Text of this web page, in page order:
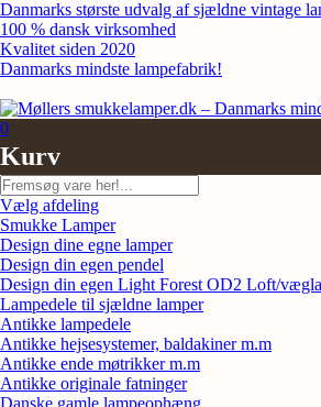
Skip
to
content
Danmarks største udvalg af sjældne vintage
100 % dansk virksomhed
Kvalitet siden 2020
Danmarks mindste lampefabrik!
0
Kurv
Søg
Vælg afdeling
Smukke Lamper
Design dine egne lamper
Design din egen pendel
Design din egen Light Forest OD2 Loft/
Lampedele til sjældne lamper
Antikke lampedele
Antikke hejsesystemer, baldakiner m.m
Antikke ende møtrikker m.m
Antikke originale fatninger
Danske gamle lampeophæng